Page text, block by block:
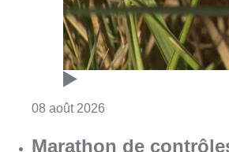
08 août 2026
Marathon de